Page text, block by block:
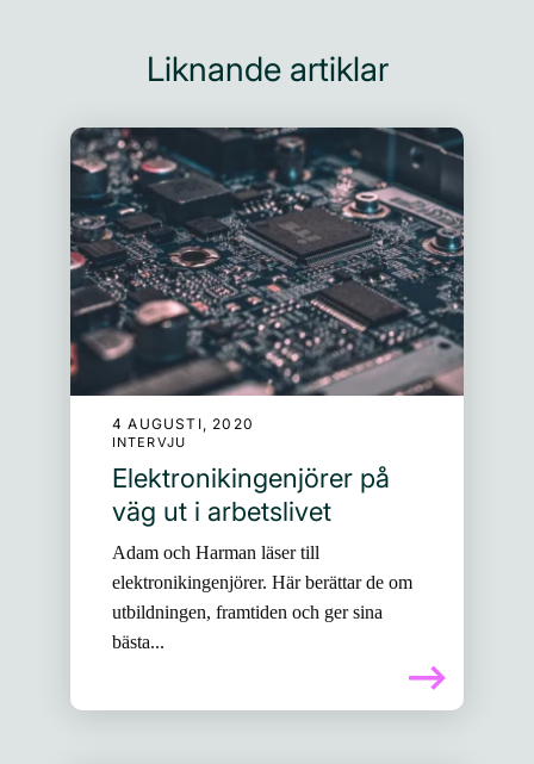
Liknande artiklar
4 AUGUSTI, 2020
INTERVJU
Elektronikingenjörer på
väg ut i arbetslivet
Adam och Harman läser till
elektronikingenjörer. Här berättar de om
utbildningen, framtiden och ger sina
bästa...